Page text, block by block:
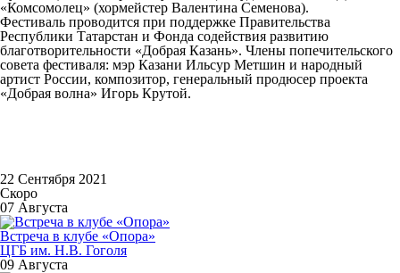
«Комсомолец» (хормейстер Валентина Семенова).
Фестиваль проводится при поддержке Правительства
Республики Татарстан и Фонда содействия развитию
благотворительности «Добрая Казань». Члены попечительского
совета фестиваля: мэр Казани Ильсур Метшин и народный
артист России, композитор, генеральный продюсер проекта
«Добрая волна» Игорь Крутой.
22 Сентября 2021
Скоро
07 Августа
Встреча в клубе «Опора»
ЦГБ им. Н.В. Гоголя
09 Августа